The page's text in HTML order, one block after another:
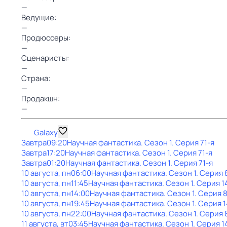
—
Ведущие:
—
Продюссеры:
—
Сценаристы:
—
Страна:
—
Продакшн:
—
Galaxy
Завтра09:20Научная фантастика. Сезон 1. Серия 71-я
Завтра17:20Научная фантастика. Сезон 1. Серия 71-я
Завтра01:20Научная фантастика. Сезон 1. Серия 71-я
10 августа, пн06:00Научная фантастика. Сезон 1. Серия
10 августа, пн11:45Научная фантастика. Сезон 1. Серия
10 августа, пн14:00Научная фантастика. Сезон 1. Серия
10 августа, пн19:45Научная фантастика. Сезон 1. Серия
10 августа, пн22:00Научная фантастика. Сезон 1. Серия
11 августа, вт03:45Научная фантастика. Сезон 1. Серия